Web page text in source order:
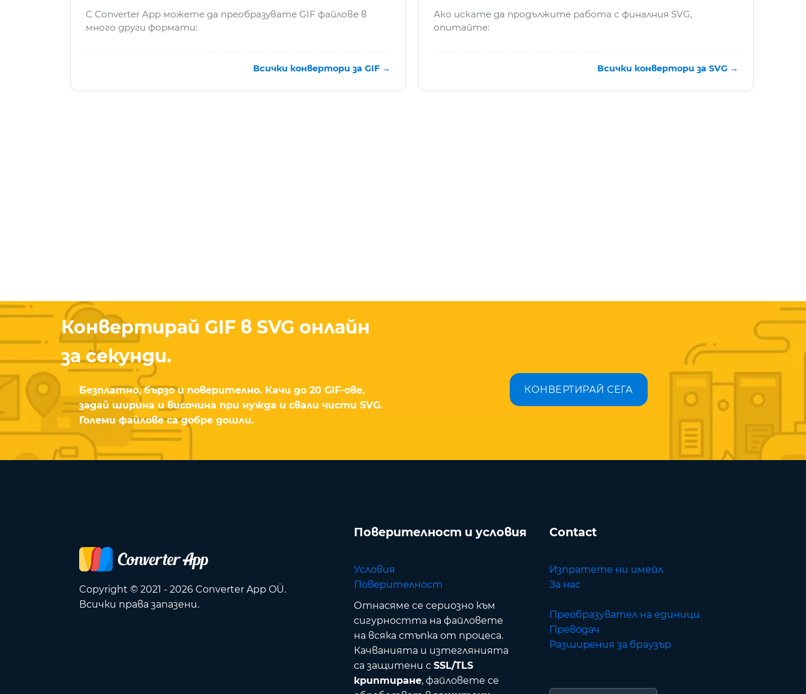
С Converter App можете да преобразувате GIF файлове в
много други формати:
Всички конвертори за GIF →
Ако искате да продължите работа с финалния SVG,
опитайте:
Всички конвертори за SVG →
Конвертирай GIF в SVG онлайн
за секунди.
Безплатно, бързо и поверително. Качи до 20 GIF-ове,
задай ширина и височина при нужда и свали чисти SVG.
Големи файлове са добре дошли.
КОНВЕРТИРАЙ СЕГА
Copyright © 2021 - 2026 Converter App OÜ.
Всички права запазени.
Поверителност и условия
Условия
Поверителност
Отнасяме се сериозно към
сигурността на файловете
на всяка стъпка от процеса.
Качванията и изтеглянията
са защитени с SSL/TLS
криптиране, файловете се
Contact
Изпратете ни имейл
За нас
Преобразувател на единици
Преводач
Разширения за браузър